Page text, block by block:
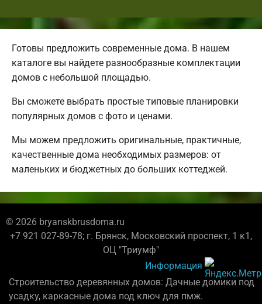
Готовы предложить современные дома. В нашем
каталоге вы найдете разнообразные комплектации
домов с небольшой площадью.
Вы сможете выбрать простые типовые планировки
популярных домов с фото и ценами.
Мы можем предложить оригинальные, практичные,
качественные дома необходимых размеров: от
маленьких и бюджетных до больших коттеджей.
© 2026 bryanskbrusdoma.ru
+7 921 027-89-78; г. Брянск, Московский проспект, 1 к1,
ОЦ "Триумф"
Информация
Строительство деревянных домов: Дачные домики под
усадку, каркасные дома под ключ для пмж.